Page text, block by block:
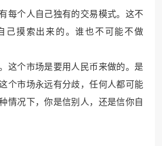
每个人自己独有的交易模式。这不
己摸索出来的。谁也不可能不做
这个市场是要用人民币来做的。是
个市场永远有分歧，任何人都可能
情况下，你是信别人，还是信你自